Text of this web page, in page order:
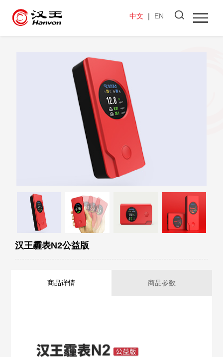
中文 ｜ EN
汉王霾表N2公益版
商品详情 商品参数